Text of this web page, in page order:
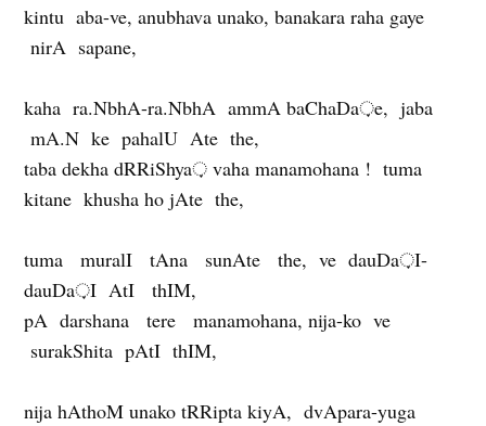
kintu aba-ve, anubhava unako, banakara raha gaye
nirA sapane,
kaha ra.NbhA-ra.NbhA ammA baChaDa़e, jaba
mA.N ke pahalU Ate the,
taba dekha dRRiShya़ vaha manamohana ! tuma
kitane khusha ho jAte the,
tuma muralI tAna sunAte the, ve dauDa़I-
dauDa़I AtI thIM,
pA darshana tere manamohana, nija-ko ve
surakShita pAtI thIM,
nija hAthoM unako tRRipta kiyA, dvApara-yuga